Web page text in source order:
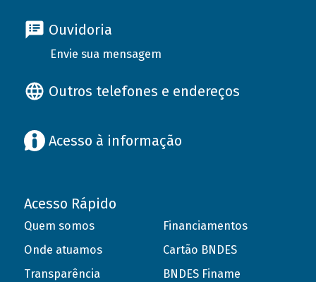
Ouvidoria
Envie sua mensagem
Outros telefones e endereços
Acesso à informação
Acesso Rápido
Quem somos
Onde atuamos
Transparência
Financiamentos
Cartão BNDES
BNDES Finame